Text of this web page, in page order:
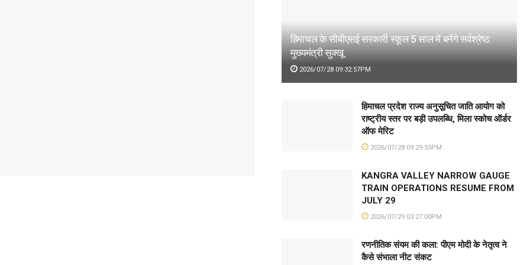
हिमाचल के सीबीएसई सरकारी स्कूल 5 साल में बनेंगे सर्वश्रेष्ठ:
मुख्यमंत्री सुक्खू
2026/07/28 09:32:57PM
हिमाचल प्रदेश राज्य अनुसूचित जाति आयोग को
राष्ट्रीय स्तर पर बड़ी उपलब्धि, मिला स्कोच ऑर्डर
ऑफ मेरिट
2026/07/28 09:29:55PM
KANGRA VALLEY NARROW GAUGE
TRAIN OPERATIONS RESUME FROM
JULY 29
2026/07/29 03:27:00PM
रणनीतिक संयम की कला: पीएम मोदी के नेतृत्व ने
कैसे संभाला नीट संकट